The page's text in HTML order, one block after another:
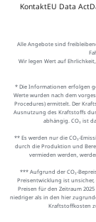
KontaktEU Data Act
Alle Angebote sind
Wir legen Wert auf
* Die Informationen erfolgen
Werte wurden nach dem
Procedures) ermittelt. Der
Ausnutzung des Kraftstoffs
abhängig. CO₂ ist
** Es werden nur die CO₂-
durch die Produktion und
vermieden werden,
*** Aufgrund der CO₂-
Preisentwicklung ist unsicher,
Preisen für den Zeitraum
niedriger als in den hier
Kraftstoffkosten